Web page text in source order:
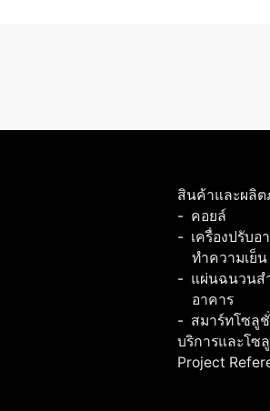
สินค้าและผลิ
คอยล์
เครื่องปรับอ
ทำความเย็น
แผ่นฉนวนส
อาคาร
สมาร์ทโซลู
บริการและโซ
Project